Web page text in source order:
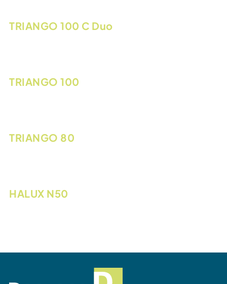
TRIANGO 100 C Duo
TRIANGO 100
TRIANGO 80
HALUX N50